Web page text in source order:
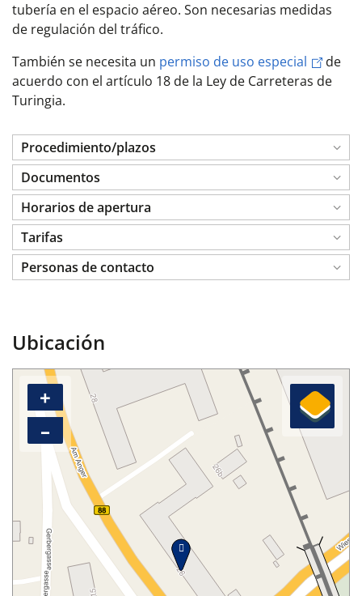
tubería en el espacio aéreo. Son necesarias medidas
de regulación del tráfico.
También se necesita un permiso de uso especial
de
acuerdo con el artículo 18 de la Ley de Carreteras de
Turingia.
Procedimiento/plazos
Documentos
Horarios de apertura
Tarifas
Personas de contacto
Ubicación
+
–